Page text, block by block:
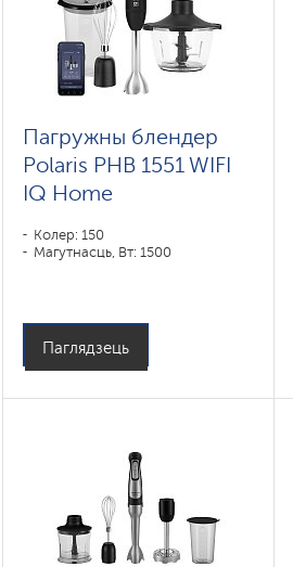
Пагружны блендер
Polaris PHB 1551 WIFI
IQ Home
Колер: 150
Магутнасць, Вт: 1500
Паглядзець